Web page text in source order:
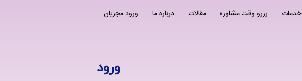
خدمات رزرو وقت مشاوره مقالات درباره ما ورود مجریان
ورود